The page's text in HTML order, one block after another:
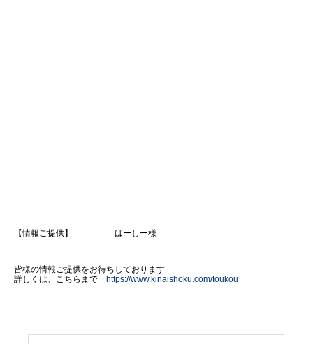
【情報ご提供】 ばーしー様
皆様の情報ご提供をお待ちしております
詳しくは、こちらまで https://www.kinaishoku.com/toukou